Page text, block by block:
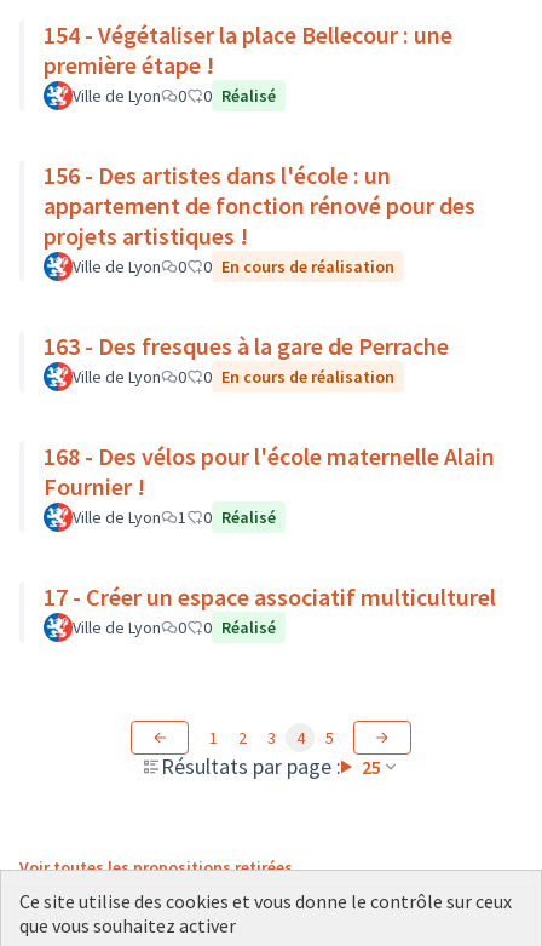
154 - Végétaliser la place Bellecour : une
première étape !
Ville de Lyon 0 0 Réalisé
156 - Des artistes dans l'école : un
appartement de fonction rénové pour des
projets artistiques !
Ville de Lyon 0 0 En cours de réalisation
163 - Des fresques à la gare de Perrache
Ville de Lyon 0 0 En cours de réalisation
168 - Des vélos pour l'école maternelle Alain
Fournier !
Ville de Lyon 1 0 Réalisé
17 - Créer un espace associatif multiculturel
Ville de Lyon 0 0 Réalisé
Résultats par page : 25
1 2 3 4 5
Voir toutes les propositions retirées
Ce site utilise des cookies et vous donne le contrôle sur ceux
que vous souhaitez activer